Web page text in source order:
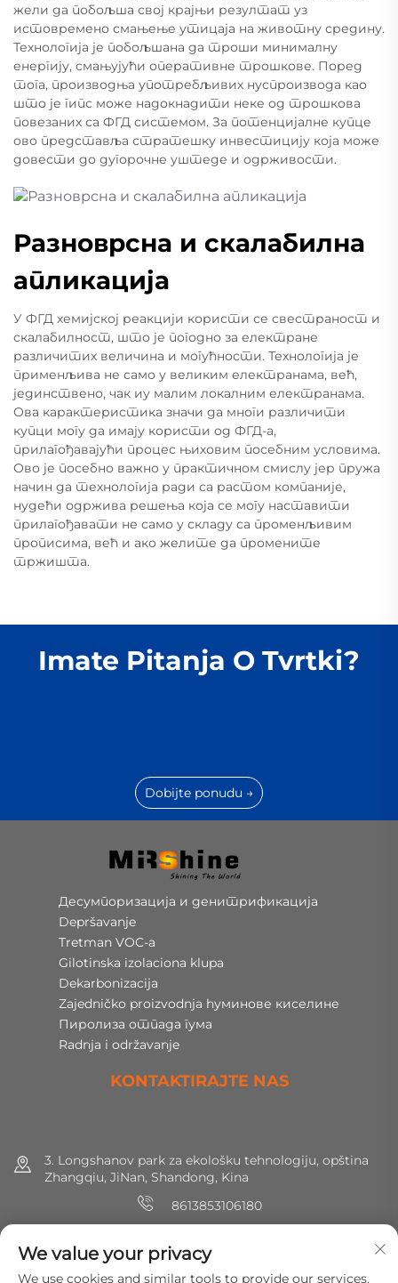
жели да побољша свој крајњи резултат уз
истовремено смањење утицаја на животну средину.
Технологија је побољшана да троши минималну
енергију, смањујући оперативне трошкове. Поред
тога, производња употребљивих нуспроизвода као
што је гипс може надокнадити неке од трошкова
повезаних са ФГД системом. За потенцијалне купце
ово представља стратешку инвестицију која може
довести до дугорочне уштеде и одрживости.
Разноврсна и скалабилна
апликација
У ФГД хемијској реакцији користи се свестраност и
скалабилност, што је погодно за електране
различитих величина и могућности. Технологија је
применљива не само у великим електранама, већ,
јединствено, чак иу малим локалним електранама.
Ова карактеристика значи да многи различити
купци могу да имају користи од ФГД-а,
прилагођавајући процес њиховим посебним условима.
Ово је посебно важно у практичном смислу јер пружа
начин да технологија ради са растом компаније,
нудећи одржива решења која се могу наставити
прилагођавати не само у складу са променљивим
прописима, већ и ако желите да промените
тржишта.
Imate Pitanja O Tvrtki?
Dobijte ponudu →
Десумпоризација и денитрификација
Depršavanje
Tretman VOC-a
Gilotinska izolaciona klupa
Dekarbonizacija
Zajedničko proizvodnja hуминове киселине
Пиролиза отпада гума
Radnja i održavanje
KONTAKTIRAJTE NAS
3. Longshanov park za ekološku tehnologiju, opština
Zhangqiu, JiNan, Shandong, Kina
8613853106180
[email protected]
We value your privacy
We use cookies and similar tools to provide our services.